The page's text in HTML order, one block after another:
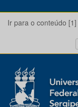
Ir para o conteúdo [1]